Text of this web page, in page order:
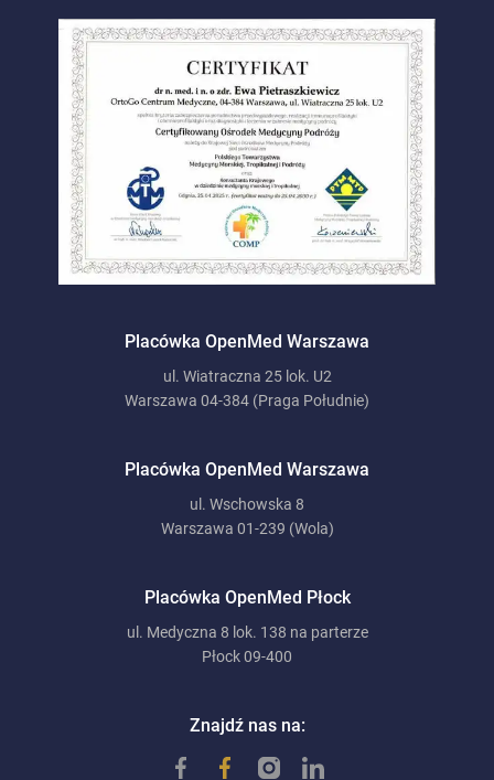
Placówka OpenMed Warszawa
ul. Wiatraczna 25 lok. U2
Warszawa 04-384 (Praga Południe)
Placówka OpenMed Warszawa
ul. Wschowska 8
Warszawa 01-239 (Wola)
Placówka OpenMed Płock
ul. Medyczna 8 lok. 138 na parterze
Płock 09-400
Znajdź nas na: